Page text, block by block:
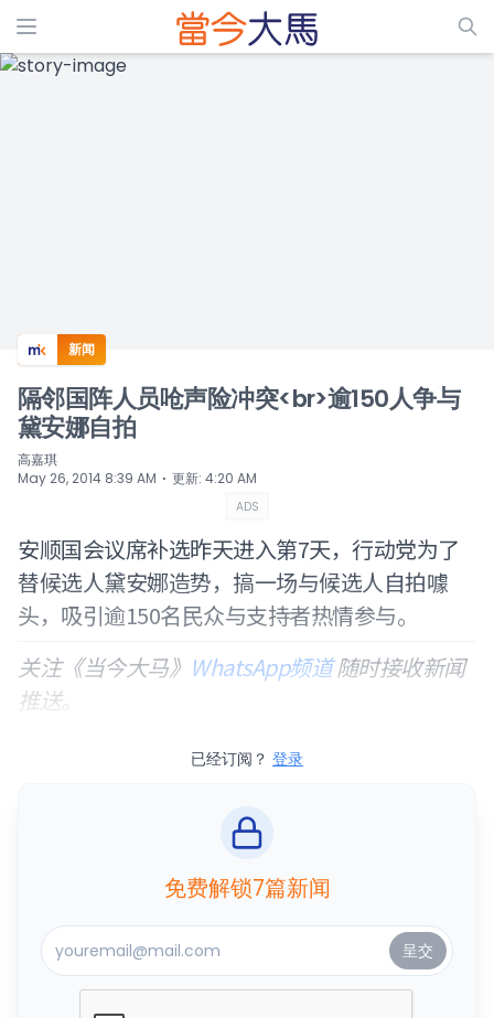
ADS
新闻
隔邻国阵人员呛声险冲突<br>逾150人争与
黛安娜自拍
高嘉琪
May 26, 2014 8:39 AM ⋅ 更新: 4:20 AM
ADS
安顺国会议席补选昨天进入第7天，行动党为了
替候选人黛安娜造势，搞一场与候选人自拍噱
头，吸引逾150名民众与支持者热情参与。
关注《当今大马》 WhatsApp频道随时接收新闻
推送。
已经订阅？ 登录
免费解锁7篇新闻